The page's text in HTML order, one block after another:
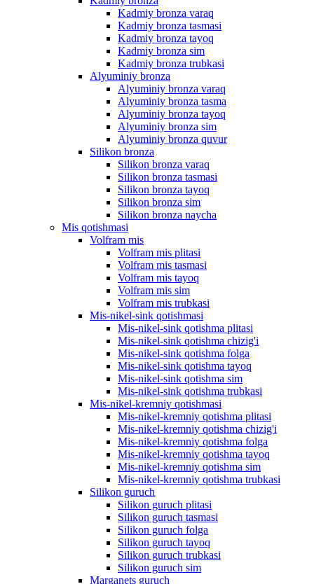
Kadmiy bronza varaq
Kadmiy bronza tasmasi
Kadmiy bronza tayoq
Kadmiy bronza sim
Kadmiy bronza trubkasi
Alyuminiy bronza
Alyuminiy bronza varaq
Alyuminiy bronza tasma
Alyuminiy bronza tayoq
Alyuminiy bronza sim
Alyuminiy bronza quvur
Silikon bronza
Silikon bronza varaq
Silikon bronza tasmasi
Silikon bronza tayoq
Silikon bronza sim
Silikon bronza naycha
Mis qotishmasi
Volfram mis
Volfram mis plitasi
Volfram mis tasmasi
Volfram mis tayoq
Volfram mis sim
Volfram mis trubkasi
Mis-nikel-sink qotishmasi
Mis-nikel-sink qotishma plitasi
Mis-nikel-sink qotishma chizig'i
Mis-nikel-sink qotishma folga
Mis-nikel-sink qotishma tayoq
Mis-nikel-sink qotishma sim
Mis-nikel-sink qotishma trubkasi
Mis-nikel-kremniy qotishmasi
Mis-nikel-kremniy qotishma plitasi
Mis-nikel-kremniy qotishma chizig'i
Mis-nikel-kremniy qotishma folga
Mis-nikel-kremniy qotishma tayoq
Mis-nikel-kremniy qotishma sim
Mis-nikel-kremniy qotishma trubkasi
Silikon guruch
Silikon guruch plitasi
Silikon guruch tasmasi
Silikon guruch folga
Silikon guruch tayoq
Silikon guruch trubkasi
Silikon guruch sim
Marganets guruch